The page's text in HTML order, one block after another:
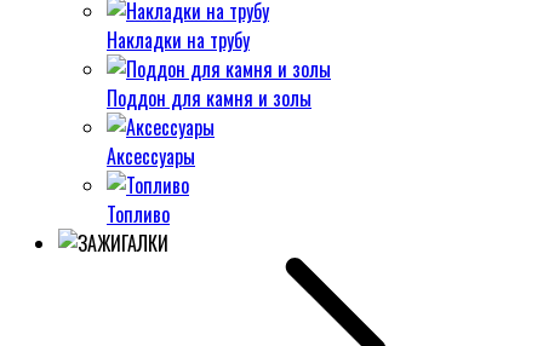
Накладки на трубу
Поддон для камня и золы
Аксессуары
Топливо